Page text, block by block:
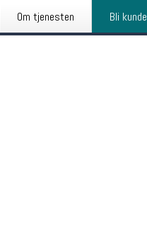
Om tjenesten Bli kunde